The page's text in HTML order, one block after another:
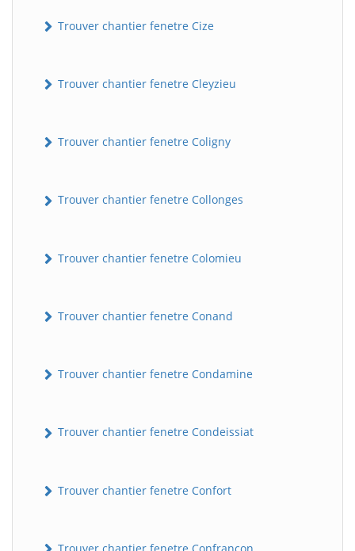
Trouver chantier fenetre Cize
Trouver chantier fenetre Cleyzieu
Trouver chantier fenetre Coligny
Trouver chantier fenetre Collonges
Trouver chantier fenetre Colomieu
Trouver chantier fenetre Conand
Trouver chantier fenetre Condamine
Trouver chantier fenetre Condeissiat
Trouver chantier fenetre Confort
BatiWebPro